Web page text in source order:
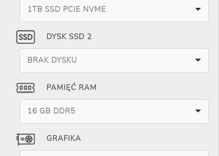
1TB SSD PCIE NVME
DYSK SSD 2
BRAK DYSKU
PAMIĘĆ RAM
16 GB DDR5
GRAFIKA